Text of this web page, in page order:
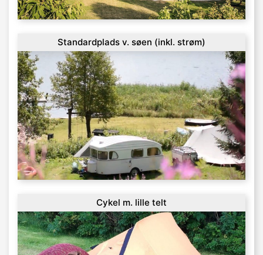
Standardplads v. søen (inkl. strøm)
Cykel m. lille telt